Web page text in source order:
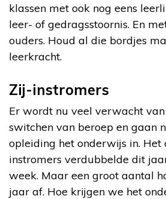
klassen met ook nog eens
leer- of gedragsstoornis. En
ouders. Houd al die bordjes
leerkracht.
Zij-instromers
Er wordt nu veel verwacht
switchen van beroep en gaan
opleiding het onderwijs in. Het
instromers verdubbelde dit
week. Maar een groot aantal
jaar af. Hoe krijgen we het